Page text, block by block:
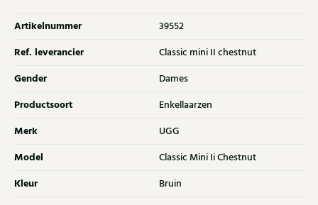
Artikelnummer 39552
Ref. leverancier Classic mini II chestnut
Gender Dames
Productsoort Enkellaarzen
Merk UGG
Model Classic Mini Ii Chestnut
Kleur Bruin